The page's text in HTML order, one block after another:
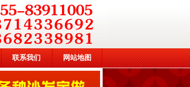
联系我们 网站地图